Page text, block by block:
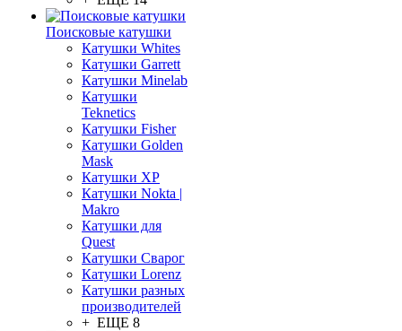
Поисковые катушки
Катушки Whites
Катушки Garrett
Катушки Minelab
Катушки
Teknetics
Катушки Fisher
Катушки Golden
Mask
Катушки XP
Катушки Nokta |
Makro
Катушки для
Quest
Катушки Сварог
Катушки Lorenz
Катушки разных
производителей
+ ЕЩЕ 8